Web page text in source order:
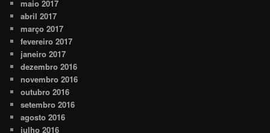
maio 2017
abril 2017
março 2017
fevereiro 2017
janeiro 2017
dezembro 2016
novembro 2016
outubro 2016
setembro 2016
agosto 2016
julho 2016